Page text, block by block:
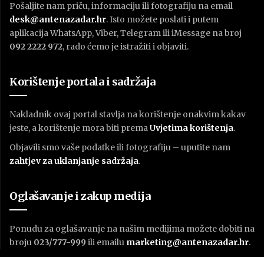
Pošaljite nam priču, informaciju ili fotografiju na email
desk@antenazadar.hr. Isto možete poslati i putem
aplikacija WhatsApp, Viber, Telegram ili iMessage na broj
092 2222 972, rado ćemo je istražiti i objaviti.
Korištenje portala i sadržaja
Nakladnik ovaj portal stavlja na korištenje onakvim kakav
jeste, a korištenje mora biti premaUvjetima korištenja.
Objavili smo vaše podatke ili fotografiju – uputite nam
zahtjev za uklanjanje sadržaja.
Oglašavanje i zakup medija
Ponudu za oglašavanje na našim medijima možete dobiti na
broju 023/777-999 ili emailu marketing@antenazadar.hr.